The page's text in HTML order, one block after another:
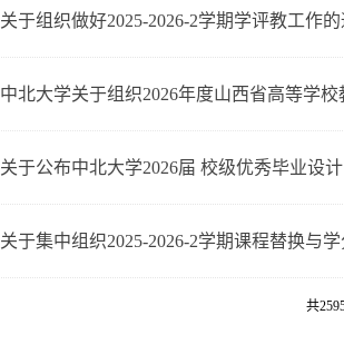
关于组织做好2025-2026-2学期学评教工作的
中北大学关于组织2026年度山西省高等学
关于公布中北大学2026届 校级优秀毕业设
关于集中组织2025-2026-2学期课程替换与
共